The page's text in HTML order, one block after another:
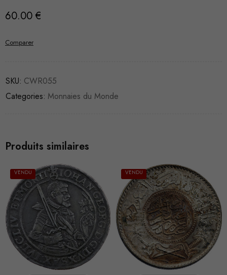
60.00 €
Comparer
SKU: CWR055
Categories: Monnaies du Monde
Produits similaires
VENDU VENDU